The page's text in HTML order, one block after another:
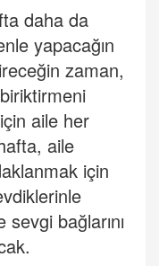
daha da
yapacağın
zaman,
aile her
aile
için
bağlarını